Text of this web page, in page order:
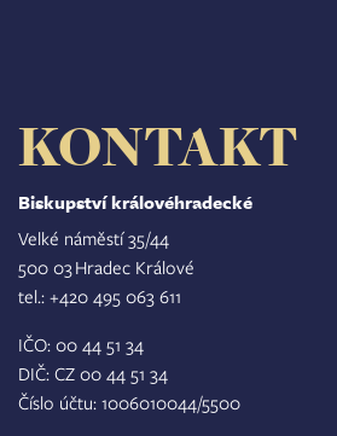
KONTAKT
Biskupství královéhradecké
Velké náměstí 35/44
500 03 Hradec Králové
tel.: +420 495 063 611
IČO: 00 44 51 34
DIČ: CZ 00 44 51 34
Číslo účtu: 1006010044/5500